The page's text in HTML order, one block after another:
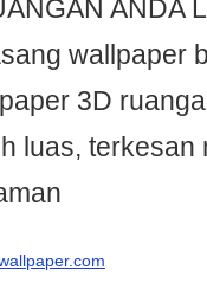
ANDA
wallpaper
3D
luas, terkesan